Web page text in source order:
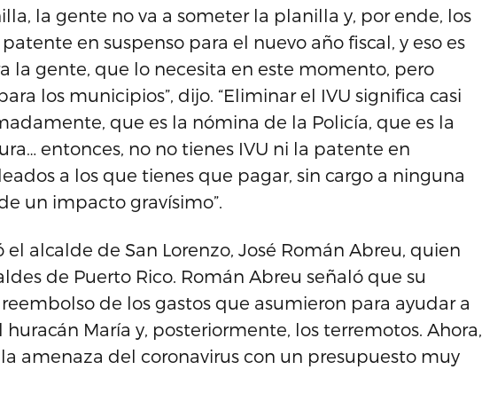
la gente no va a someter la planilla y, por ende, los
en suspenso para el nuevo año fiscal, y eso es
la gente, que lo necesita en este momento, pero
los municipios”, dijo. “Eliminar el IVU significa casi
que es la nómina de la Policía, que es la
entonces, no no tienes IVU ni la patente en
a los que tienes que pagar, sin cargo a ninguna
un impacto gravísimo”.
el alcalde de San Lorenzo, José Román Abreu, quien
de Puerto Rico. Román Abreu señaló que su
de los gastos que asumieron para ayudar a
María y, posteriormente, los terremotos. Ahora,
amenaza del coronavirus con un presupuesto muy